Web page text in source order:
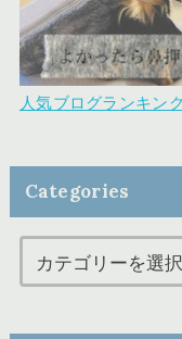
人気ブログランキン
Categories